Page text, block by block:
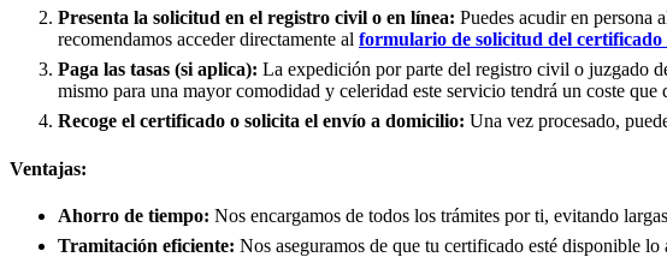
Presenta la solicitud en el registro civil o en línea: Puedes acudir en persona
recomendamos acceder directamente al formulario de solicitud del
Paga las tasas (si aplica): La expedición por parte del registro civil o juzgado
mismo para una mayor comodidad y celeridad este servicio tendrá un coste que
Recoge el certificado o solicita el envío a domicilio: Una vez procesado,
Ventajas:
Ahorro de tiempo: Nos encargamos de todos los trámites por ti, evitando
Tramitación eficiente: Nos aseguramos de que tu certificado esté disponible lo